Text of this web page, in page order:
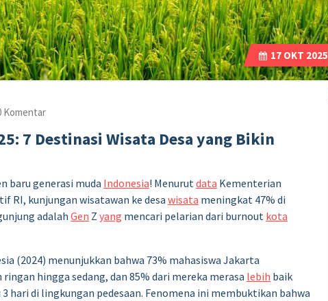
17OKT 2025
Komentar
7 Destinasi Wisata Desa yang Bikin
baru generasi muda Indonesia! Menurutdata Kementerian
RI, kunjungan wisatawan ke desa wisata meningkat 47% di
adalah Gen Z yang mencari pelarian dari burnout kota
(2024) menunjukkan bahwa 73% mahasiswa Jakarta
hingga sedang, dan 85% dari mereka merasa lebih baik
hari di lingkungan pedesaan. Fenomena ini membuktikan bahwa